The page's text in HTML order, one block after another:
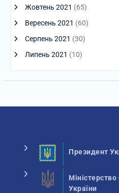
Жовтень 2021 (65)
Вересень 2021 (60)
Серпень 2021 (30)
Липень 2021 (10)
Президент
Міністерство
України